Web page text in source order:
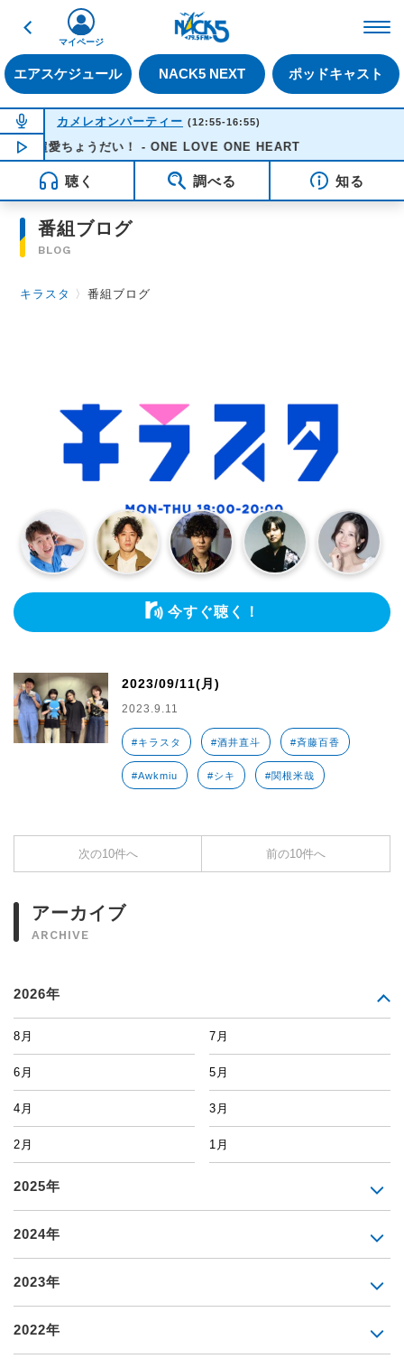
戻る
エアスケジュール NACK5 NEXT ポッドキャスト
マイページ
NOW ON AIR
カメレオンパーティー (12:55-16:55)
NOW PLAYING 14:30
超愛ちょうだい！ - ONE LOVE ONE HEART
聴く 調べる 知る
番組ブログ
BLOG
キラスタ 〉番組ブログ
今すぐ聴く！
2023/09/11(月)
2023.9.11
#キラスタ #酒井直斗 #斉藤百香
#Awkmiu #シキ #関根米哉
次の10件へ 前の10件へ
アーカイブ
ARCHIVE
2026年
8月 7月
6月 5月
4月 3月
2月 1月
2025年
2024年
2023年
2022年